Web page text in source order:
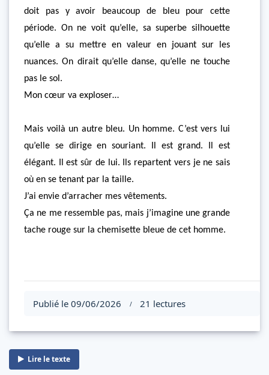
doit pas y avoir beaucoup de bleu pour cette
période. On ne voit qu’elle, sa superbe silhouette
qu’elle a su mettre en valeur en jouant sur les
nuances. On dirait qu’elle danse, qu’elle ne touche
pas le sol.
Mon cœur va exploser…
Mais voilà un autre bleu. Un homme. C’est vers lui
qu’elle se dirige en souriant. Il est grand. Il est
élégant. Il est sûr de lui. Ils repartent vers je ne sais
où en se tenant par la taille.
J’ai envie d’arracher mes vêtements.
Ça ne me ressemble pas, mais j’imagine une grande
tache rouge sur la chemisette bleue de cet homme.
Publié le 09/06/2026 / 21 lectures
Lire le texte